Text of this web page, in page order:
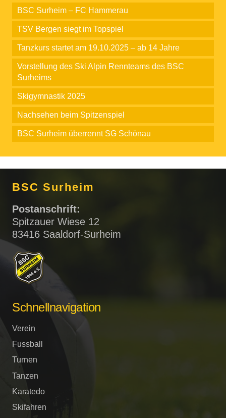
BSC Surheim – FC Hammerau
TSV Bergen siegt im Topspiel
Tanzkurs startet am 19.10.2025 – ab 14 Jahre
Vorstellung des Ski Alpin Rennteams des BSC
Surheims
Skigymnastik 2025
Nachsehen beim Spitzenspiel
BSC Surheim überrennt SG Schönau
BSC Surheim
Postanschrift:
Spitzauer Wiese 12
83416 Saaldorf-Surheim
Schnellnavigation
Verein
Fussball
Turnen
Tanzen
Karatedo
Skifahren